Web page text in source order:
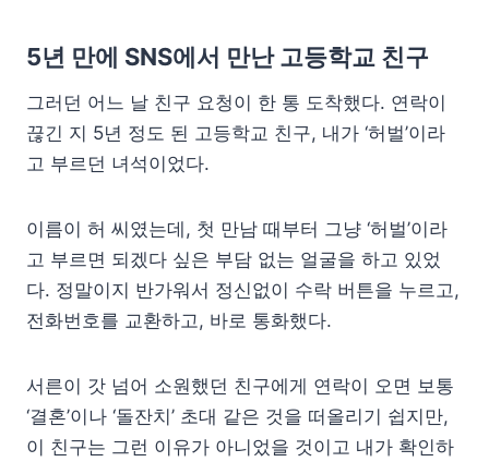
5년 만에 SNS에서 만난 고등학교 친구
그러던 어느 날 친구 요청이 한 통 도착했다. 연락이
끊긴 지 5년 정도 된 고등학교 친구, 내가 ‘허벌’이라
고 부르던 녀석이었다.
이름이 허 씨였는데, 첫 만남 때부터 그냥 ‘허벌’이라
고 부르면 되겠다 싶은 부담 없는 얼굴을 하고 있었
다. 정말이지 반가워서 정신없이 수락 버튼을 누르고,
전화번호를 교환하고, 바로 통화했다.
서른이 갓 넘어 소원했던 친구에게 연락이 오면 보통
‘결혼’이나 ‘돌잔치’ 초대 같은 것을 떠올리기 쉽지만,
이 친구는 그런 이유가 아니었을 것이고 내가 확인하